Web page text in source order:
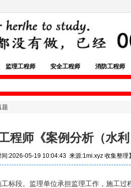
监理工程师 安全工程师 消防工程师
题
程师《案例分析（水
间:2026-05-19 10:04:43 来源:1mi.xyz 收集整
标段。监理单位承担监理工作，施工过